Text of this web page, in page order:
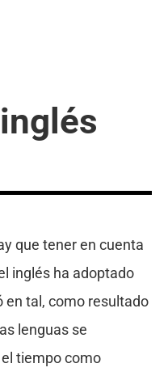
que tener en cuenta
inglés ha adoptado
en tal, como resultado
lenguas se
tiempo como